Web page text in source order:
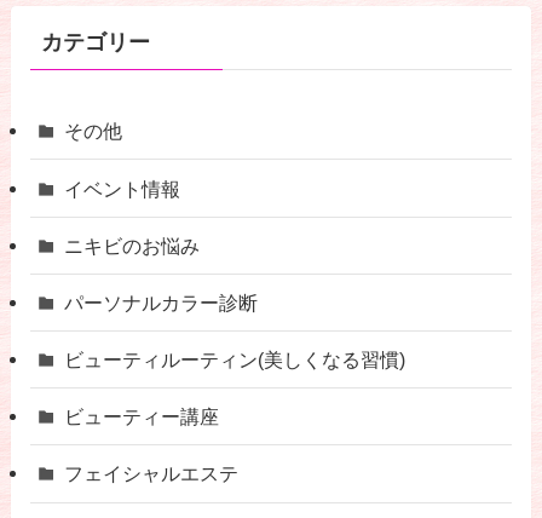
カテゴリー
その他
イベント情報
ニキビのお悩み
パーソナルカラー診断
ビューティルーティン(美しくなる習慣)
ビューティー講座
フェイシャルエステ